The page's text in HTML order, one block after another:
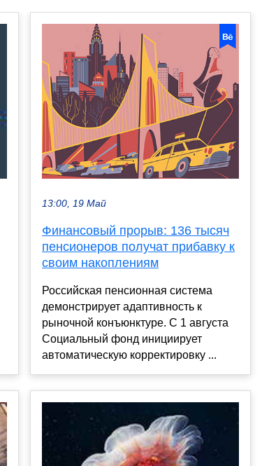
13:00, 19 Май
Финансовый прорыв: 136 тысяч
пенсионеров получат прибавку к
своим накоплениям
Российская пенсионная система
демонстрирует адаптивность к
рыночной конъюнктуре. С 1 августа
Социальный фонд инициирует
автоматическую корректировку ...